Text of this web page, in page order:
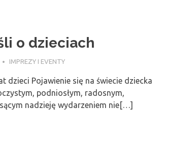
o dzieciach
IMPREZY I EVENTY
dzieci Pojawienie się na świecie dziecka
podniosłym, radosnym,
nadzieję wydarzeniem nie[…]